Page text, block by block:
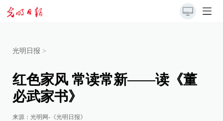
光明日报 >
红色家风 常读常新——读《董
必武家书》
来源： 光明网-《光明日报》